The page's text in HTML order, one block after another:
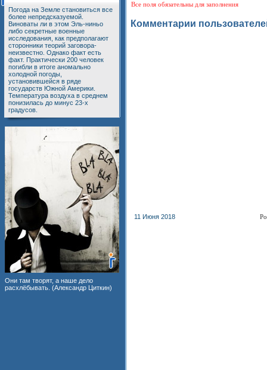
Погода на Земле становиться все
более непредсказуемой.
Виноваты ли в этом Эль-ниньо
либо секретные военные
исследования, как предполагают
сторонники теорий заговора-
неизвестно. Однако факт есть
факт. Практически 200 человек
погибли в итоге аномально
холодной погоды,
установившейся в ряде
государств Южной Америки.
Температура воздуха в среднем
понизилась до минус 23-х
градусов.
Они там творят, а наше дело
расхлёбывать. (Александр Циткин)
Все поля обязательны для заполнения
Комментарии
11 Июня 2018